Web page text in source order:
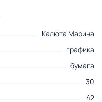
Калюта Марина
графика
бумага
30
42